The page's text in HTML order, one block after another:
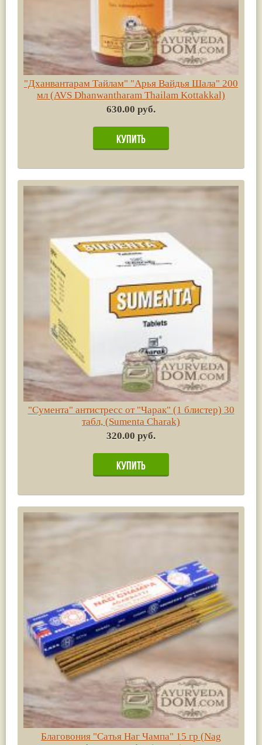
"Дханвантарам Тайлам" "Арья Вайдья Шала" 200
мл (AVS Dhanwantharam Thailam Kottakkal)
630.00 руб.
"Сумента" антистресс от "Чарак" (1 блистер) 30
табл, (Sumenta Charak)
320.00 руб.
Благовония "Сатья Наг Чампа" 15 гр (Nag